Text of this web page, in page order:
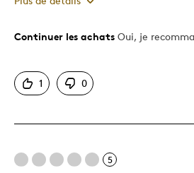
Le pour
Très bonne qualité
Cadeau pour adulte
Continuer les achats Oui, je
1 0
5